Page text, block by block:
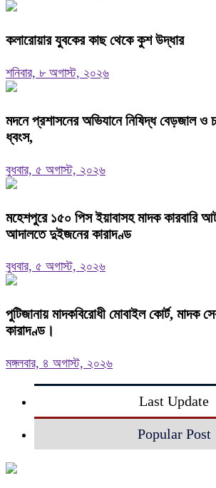
কলারোয়ার যুবকের কাছ থেকে কুশ উদ্ধার
শনিবার, ৮ অগাস্ট, ২০২৬
মদনে প্রশাসনের অভিযানে নিষিদ্ধ বেড়জাল ও
ধ্বংস,
বুধবার, ৫ অগাস্ট, ২০২৬
মহেশপুরে ১৫০ পিস ইয়াবাসহ মাদক কারবারি
আদালতে দুইজনের কারাদণ্ড
বুধবার, ৫ অগাস্ট, ২০২৬
পুটিজানায় মাদকবিরোধী মোবাইল কোর্ট, মাদক
কারাদণ্ড।
মঙ্গলবার, ৪ অগাস্ট, ২০২৬
Last Update
Popular Post